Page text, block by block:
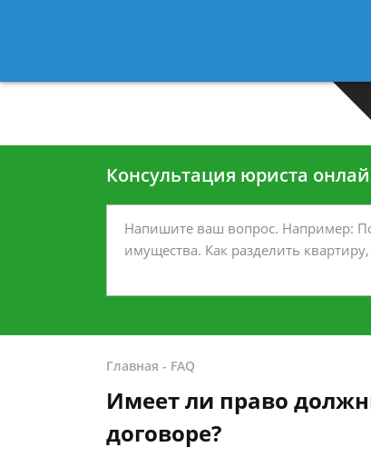
7 812-
Консультация юриста
Главная - FAQ
Имеет ли право
договоре?